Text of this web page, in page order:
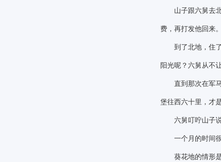
山子跟六舅去北
费，再打发他回来
到了北地，住了
阳光呢？六舅从不
直到那次在军马
堡往西六十里，才
六舅叮咛山子说
一个月的时间很
葵花地的情形是